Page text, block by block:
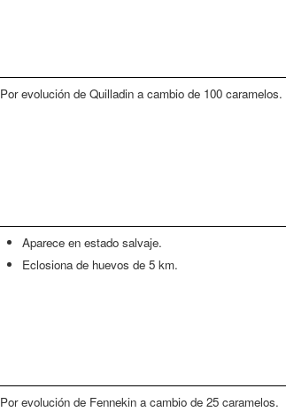
Por evolución de Quilladin a cambio de 100 caramelos.
Aparece en estado salvaje.
Eclosiona de huevos de 5 km.
Por evolución de Fennekin a cambio de 25 caramelos.